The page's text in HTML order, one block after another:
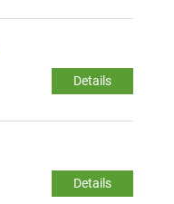
Details
Details